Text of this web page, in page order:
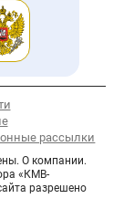
рассылки
О компании.
«КМВ-
разрешено